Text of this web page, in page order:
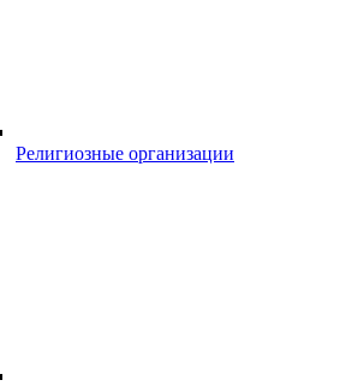
Религиозные организации